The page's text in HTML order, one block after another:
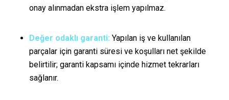
onay alınmadan ekstra işlem yapılmaz.
Değer odaklı garanti: Yapılan iş ve kullanılan
parçalar için garanti süresi ve koşulları net şekilde
belirtilir; garanti kapsamı içinde hizmet tekrarları
sağlanır.